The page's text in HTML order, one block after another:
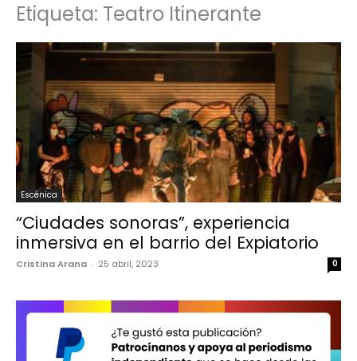
Etiqueta: Teatro Itinerante
Escénica
“Ciudades sonoras”, experiencia
inmersiva en el barrio del Expiatorio
Cristina Arana - 25 abril, 2023 0